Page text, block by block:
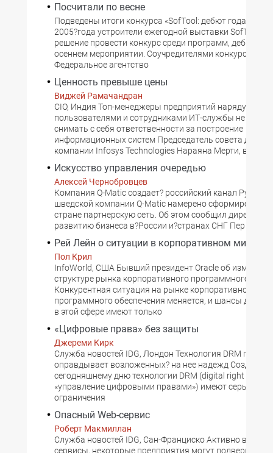
Посчитали по весне
Подведены итоги конкурса «SofТool: дебют года
2005?года устроители ежегодной выставки SofTool
решение провести конкурс среди программ,
осеннем мероприятии. Соучредителями конкурса
Федеральное агентство
Ценность превыше цены
Виджей Рамачандран
CIO, Индия Топ-менеджеры предприятий наряду с
пользователями и сотрудниками ИТ-службы не
снимать с себя ответственности за построение
информационных систем Председатель совета
компании Infosys Technologies Нараяна Мерти,
Искусство управления очередью
Алексей Чернобровцев
Компания Q-Matic создает? российский канал
шведской компании Q-Matic намерено сформировать
стране партнерскую сеть. Об этом сообщил директор
развитию бизнеса в?России и?странах СНГ Пер
Рей Лейн о ситуации в корпоративном мире
Пол Крил
InfoWorld, США Бывший президент Oracle об
структуре рынка корпоративного программного
Конкурентная ситуация на рынке корпоративного
программного обеспечения меняется, и шансы
в этой сфере имеют только
«Цифровые права» без защиты
Джереми Кирк
Служба новостей IDG, Лондон Технология DRM пока?
оправдывает возложенных? на нее надежд
сегодняшнему дню технологии DRM (digital right
«управление цифровыми правами») имеют серьезные
ограничения
Опасный Web-сервис
Роберт Макмиллан
Служба новостей IDG, Сан-Франциско Активно
сервисы, некоторые предприятия могут подвергнуть